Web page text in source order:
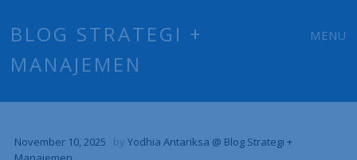
BLOG STRATEGI +
MANAJEMEN
MENU
November 10, 2025 by Yodhia Antariksa @ Blog Strategi +